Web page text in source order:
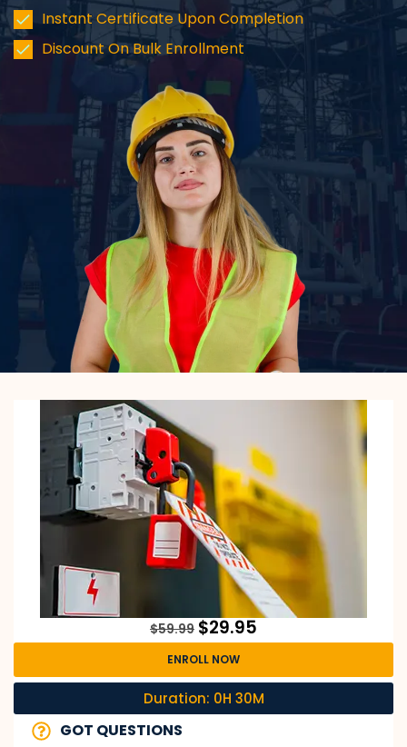
Instant Certificate Upon Completion
Discount On Bulk Enrollment
$59.99 $29.95
ENROLL NOW
Duration: 0H 30M
GOT QUESTIONS